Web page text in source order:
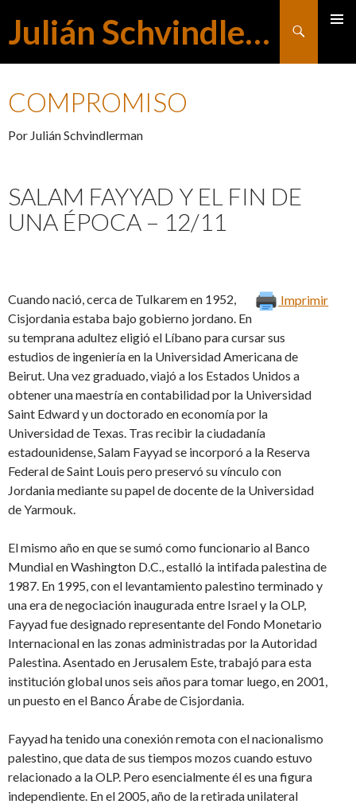
Julián Schvindlerman
Buscar
COMPROMISO
Por Julián Schvindlerman
SALAM FAYYAD Y EL FIN DE
UNA ÉPOCA – 12/11
Imprimir
Cuando nació, cerca de Tulkarem en 1952,
Cisjordania estaba bajo gobierno jordano. En
su temprana adultez eligió el Líbano para cursar sus
estudios de ingeniería en la Universidad Americana de
Beirut. Una vez graduado, viajó a los Estados Unidos a
obtener una maestría en contabilidad por la Universidad
Saint Edward y un doctorado en economía por la
Universidad de Texas. Tras recibir la ciudadanía
estadounidense, Salam Fayyad se incorporó a la Reserva
Federal de Saint Louis pero preservó su vínculo con
Jordania mediante su papel de docente de la Universidad
de Yarmouk.
El mismo año en que se sumó como funcionario al Banco
Mundial en Washington D.C., estalló la intifada palestina de
1987. En 1995, con el levantamiento palestino terminado y
una era de negociación inaugurada entre Israel y la OLP,
Fayyad fue designado representante del Fondo Monetario
Internacional en las zonas administradas por la Autoridad
Palestina. Asentado en Jerusalem Este, trabajó para esta
institución global unos seis años para tomar luego, en 2001,
un puesto en el Banco Árabe de Cisjordania.
Fayyad ha tenido una conexión remota con el nacionalismo
palestino, que data de sus tiempos mozos cuando estuvo
relacionado a la OLP. Pero esencialmente él es una figura
independiente. En el 2005, año de la retirada unilateral